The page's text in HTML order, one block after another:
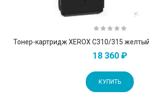
Тонер-картридж XEROX C310/315
18 360 ₽
КУПИТЬ